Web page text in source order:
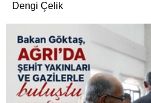
Dengi Çelik